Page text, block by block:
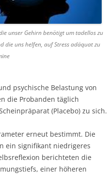
unser Gehirn benötigt um tadellos zu
die uns helfen, auf Stress adäquat zu
psychische Belastung von
die Probanden täglich
(Placebo) zu sich.
erneut bestimmt. Die
ein signifikant niedrigeres
berichteten die
einer höheren